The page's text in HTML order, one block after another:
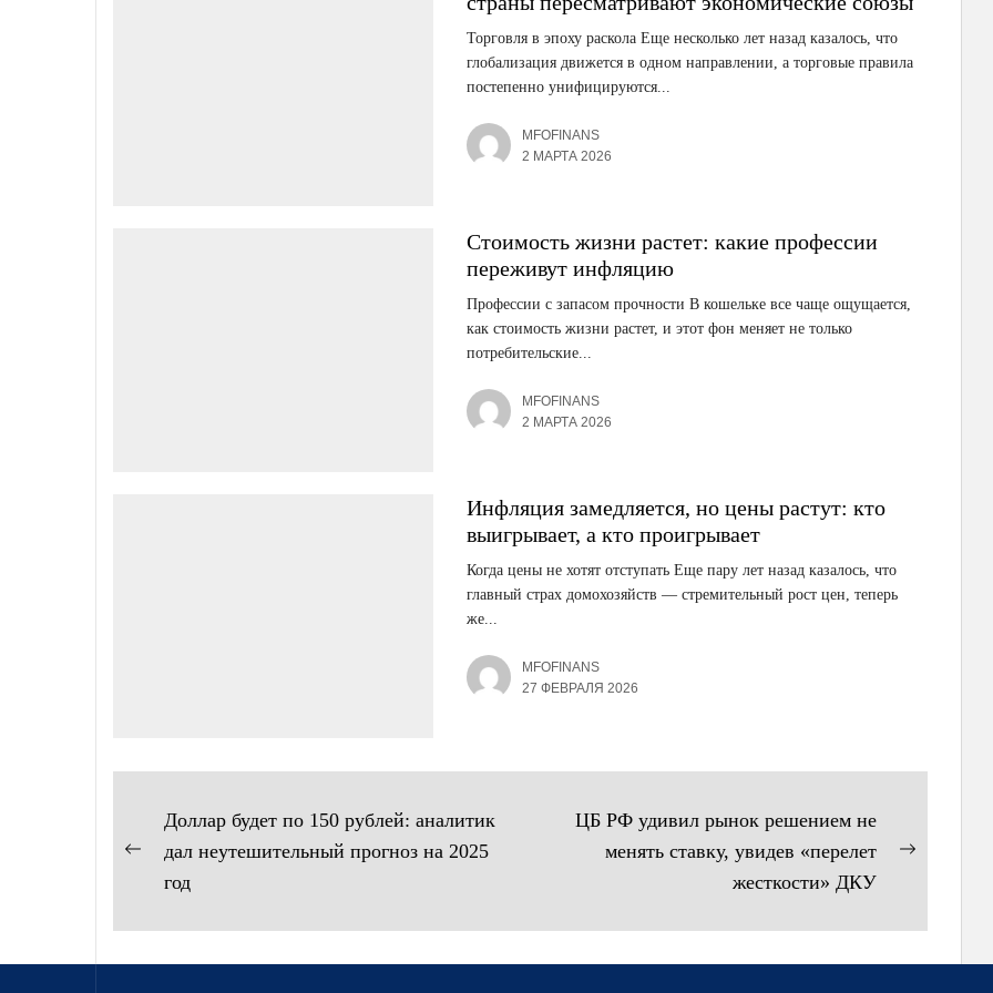
Торговля в эпоху раскола Еще несколько лет назад казалось, что
глобализация движется в одном направлении, а торговые правила
постепенно унифицируются...
MFOFINANS
2 МАРТА 2026
Стоимость жизни растет: какие профессии
переживут инфляцию
Профессии с запасом прочности В кошельке все чаще ощущается,
как стоимость жизни растет, и этот фон меняет не только
потребительские...
MFOFINANS
2 МАРТА 2026
Инфляция замедляется, но цены растут: кто
выигрывает, а кто проигрывает
Когда цены не хотят отступать Еще пару лет назад казалось, что
главный страх домохозяйств — стремительный рост цен, теперь
же...
MFOFINANS
27 ФЕВРАЛЯ 2026
Навигация
по
записям
Предыдущая
запись:
Доллар будет по 150 рублей: аналитик
дал неутешительный прогноз на 2025
год
ЦБ РФ удивил рынок решением не
менять ставку, увидев «перелет
жесткости» ДКУ